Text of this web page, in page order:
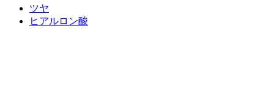
ツヤ
ヒアルロン酸